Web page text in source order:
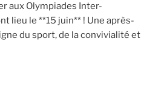
aux Olympiades Inter-
lieu le **15 juin** ! Une après-
du sport, de la convivialité et